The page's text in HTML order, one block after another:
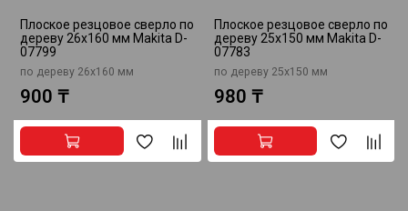
Плоское резцовое сверло по
дереву 26x160 мм Makita D-
07799
по дереву 26x160 мм
900 ₸
Плоское резцовое сверло по
дереву 25x150 мм Makita D-
07783
по дереву 25x150 мм
980 ₸